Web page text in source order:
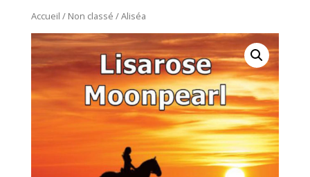
Accueil / Non classé / Aliséa